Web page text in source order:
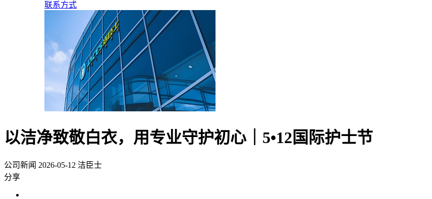
联系方式
以洁净致敬白衣，用专业守护初心｜5•12国际护士节
公司新闻 2026-05-12 洁臣士
分享